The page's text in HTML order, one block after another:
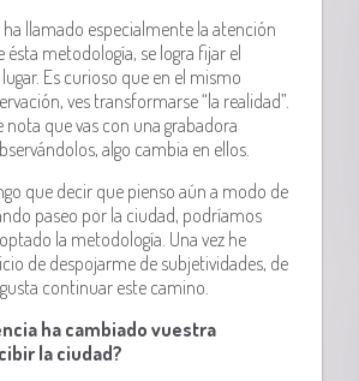
llamado especialmente la atención
metodología, se logra fijar el
Es curioso que en el mismo
ves transformarse “la realidad”.
nota que vas con una grabadora
algo cambia en ellos.
que decir que pienso aún a modo de
paseo por la ciudad, podríamos
la metodología. Una vez he
de despojarme de subjetividades, de
continuar este camino.
ha cambiado vuestra
la ciudad?